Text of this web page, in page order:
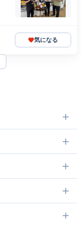
気になる